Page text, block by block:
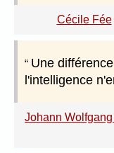
Cécile Fée
Une
l'intelligence
Johann